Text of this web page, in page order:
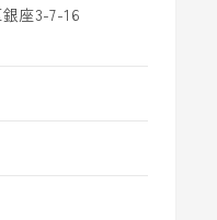
座3-7-16